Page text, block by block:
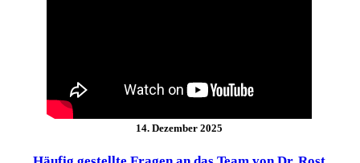
14. Dezember 2025